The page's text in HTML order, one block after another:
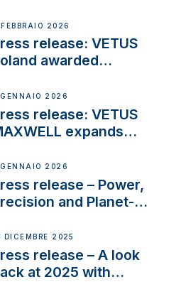
at the Aqueduct
2026
release: VETUS
awarded
Certification
distinction
2026
release: VETUS
expands
support and
2026
release – Power,
and Planet-
New VETUS E-LINE
kW
DICEMBRE 2025
release – A look
at 2025 with